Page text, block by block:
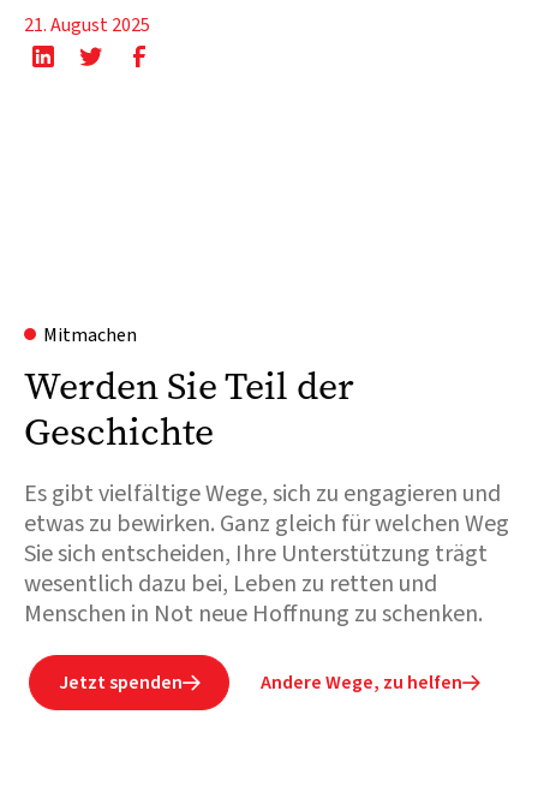
21. August 2025
Mitmachen
Werden Sie Teil der
Geschichte
Es gibt vielfältige Wege, sich zu engagieren und
etwas zu bewirken. Ganz gleich für welchen Weg
Sie sich entscheiden, Ihre Unterstützung trägt
wesentlich dazu bei, Leben zu retten und
Menschen in Not neue Hoffnung zu schenken.
Jetzt spenden Andere Wege, zu helfen